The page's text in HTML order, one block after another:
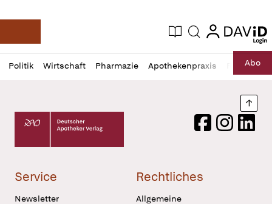
Deutsche Apotheker Zeitung
Aktuelle Ausgabe
Suche login
login
Politik Wirtschaft Pharmazie Apothekenpraxis RechtAbo
Profil
öffnen
Daz
Pur
Deutscher Apotheker Verlag Logo
FacebookInstagram
Service
Newsletter
Rechtliches
Allgemeine